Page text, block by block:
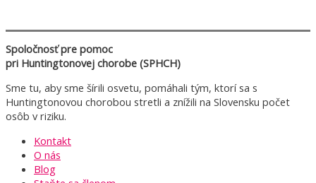
Spoločnosť pre pomoc
pri Huntingtonovej chorobe (SPHCH)
Sme tu, aby sme šírili osvetu, pomáhali tým, ktorí sa s
Huntingtonovou chorobou stretli a znížili na Slovensku počet
osôb v riziku.
Kontakt
O nás
Blog